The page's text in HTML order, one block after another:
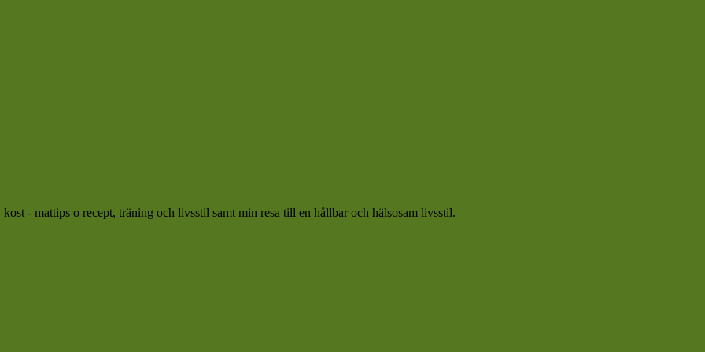
- mattips o recept, träning och livsstil samt min resa till en hållbar och hälsosam livsstil.